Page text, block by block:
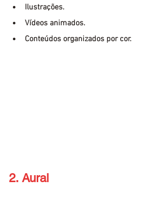
Ilustrações.
Vídeos animados.
Conteúdos organizados por cor.
2. Aural